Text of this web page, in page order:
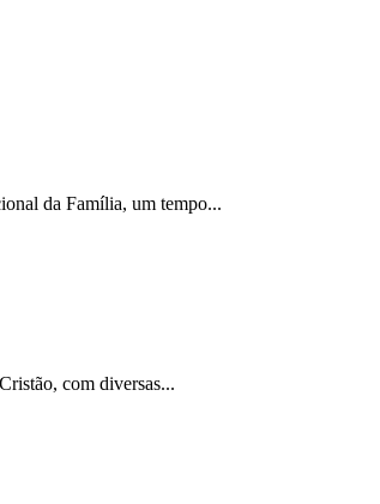
da Família, um tempo...
com diversas...